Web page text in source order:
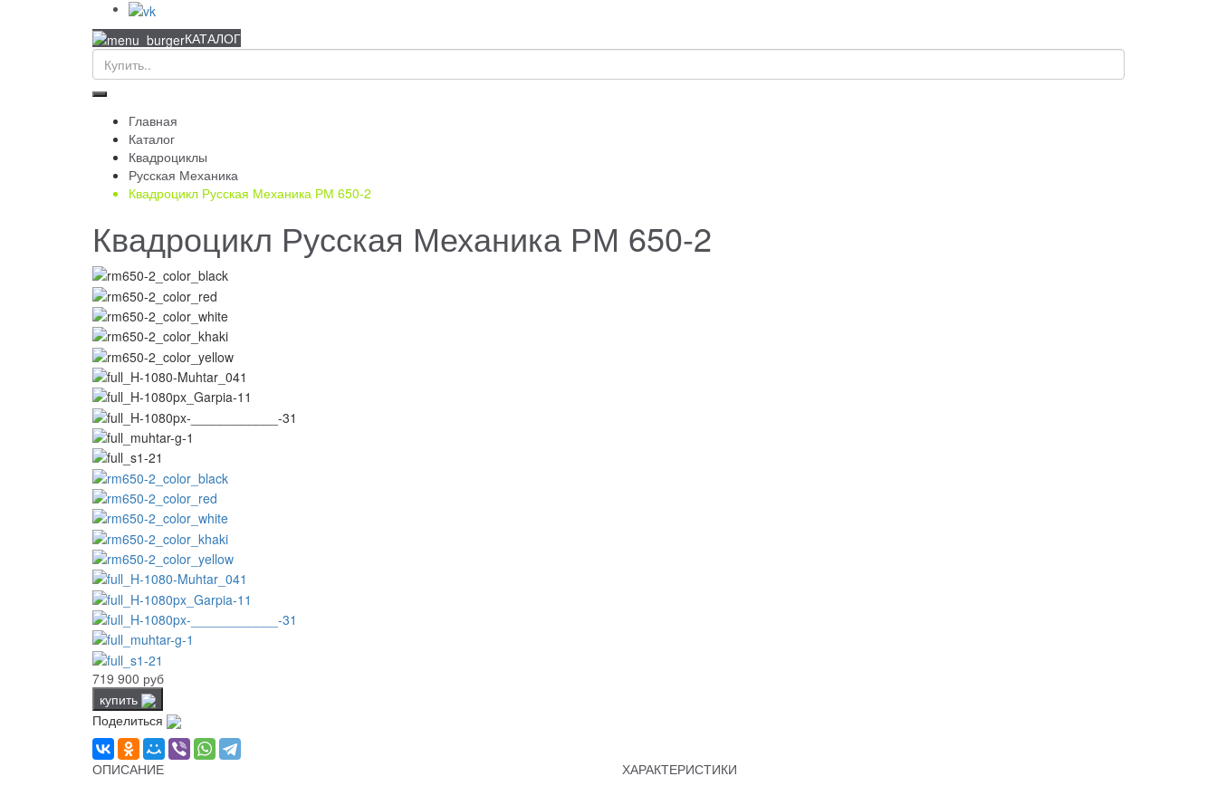
КАТАЛОГ
Главная
Каталог
Квадроциклы
Русская Механика
Квадроцикл Русская Механика РМ 650-2
Квадроцикл Русская Механика РМ 650-2
719 900 руб
купить
Поделиться
ОПИСАНИЕ
ХАРАКТЕРИСТИКИ